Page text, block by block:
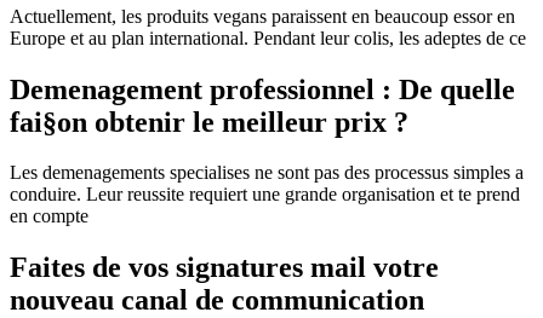
Actuellement, les produits vegans paraissent en beaucoup essor en
Europe et au plan international. Pendant leur colis, les adeptes de ce
Demenagement professionnel : De quelle
fai§on obtenir le meilleur prix ?
Les demenagements specialises ne sont pas des processus simples a
conduire. Leur reussite requiert une grande organisation et te prend
en compte
Faites de vos signatures mail votre
nouveau canal de communication